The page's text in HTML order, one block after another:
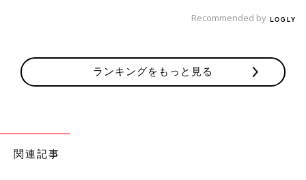
て、皆毎日顔を合わせ、だいたい皆母乳をあげるのに同じように
のかしら、とか思いました！
たまひよONLINEの育児マンガ一覧はこちら
Homepage:Ayaka Murasawa
Recommended by
ランキングをもっと見る
関連記事